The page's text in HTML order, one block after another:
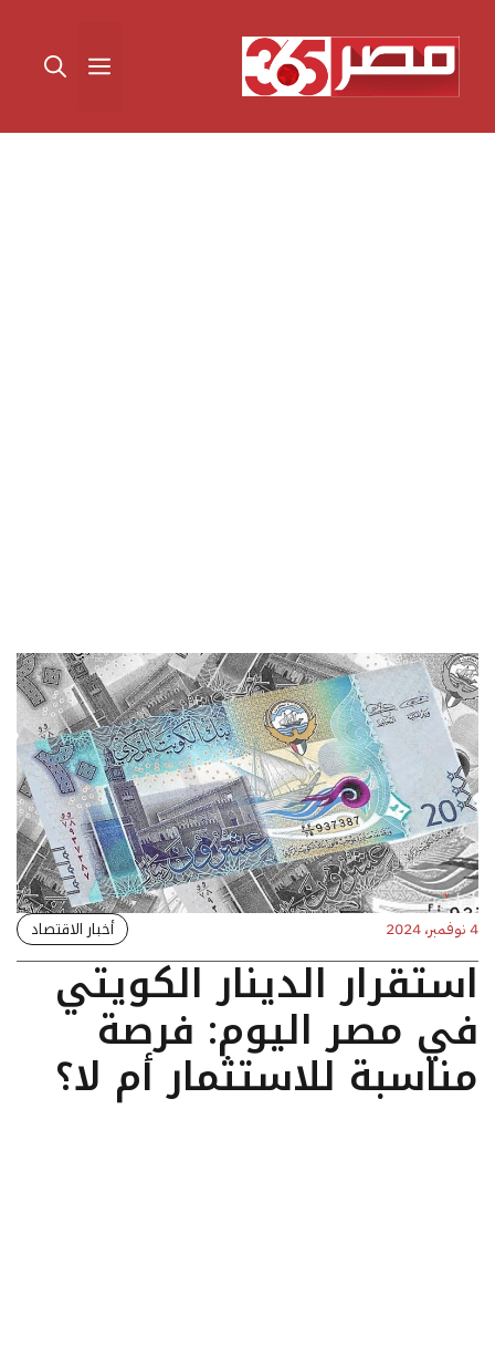
المحتوى القائمة
4 نوفمبر، 2024 أخبار الاقتصاد
استقرار الدينار الكويتي
في مصر اليوم: فرصة
مناسبة للاستثمار أم لا؟